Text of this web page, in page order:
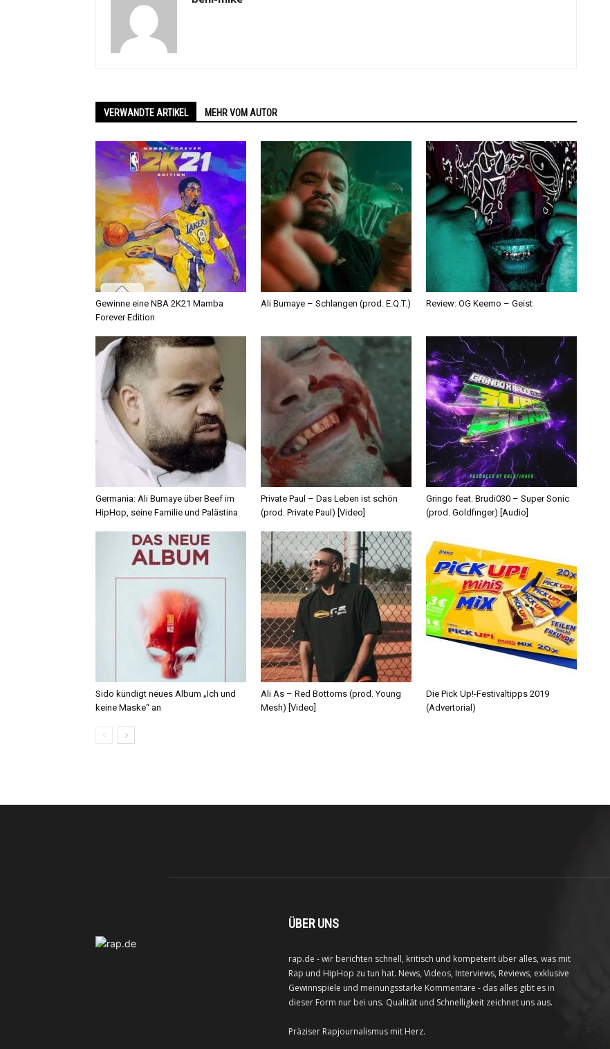
VERWANDTE ARTIKEL MEHR VOM AUTOR
Gewinne eine NBA 2K21 Mamba
Forever Edition
Ali Bumaye – Schlangen (prod. E.Q.T.) Review: OG Keemo – Geist
Germania: Ali Bumaye über Beef im
HipHop, seine Familie und Palästina
Private Paul – Das Leben ist schön
(prod. Private Paul) [Video]
Gringo feat. Brudi030 – Super Sonic
(prod. Goldfinger) [Audio]
Sido kündigt neues Album „Ich und
keine Maske“ an
Ali As – Red Bottoms (prod. Young
Mesh) [Video]
Die Pick Up!-Festivaltipps 2019
(Advertorial)
ÜBER UNS
rap.de - wir berichten schnell, kritisch und kompetent über alles, was mit
Rap und HipHop zu tun hat. News, Videos, Interviews, Reviews, exklusive
Gewinnspiele und meinungsstarke Kommentare - das alles gibt es in
dieser Form nur bei uns. Qualität und Schnelligkeit zeichnet uns aus.
Präziser Rapjournalismus mit Herz.